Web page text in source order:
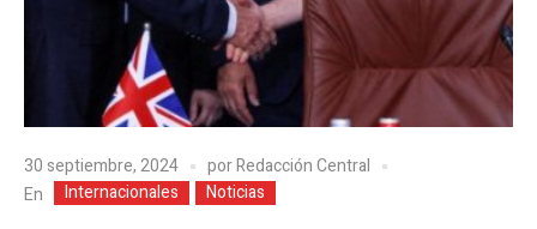
30 septiembre, 2024 porRedacción Central
En
Internacionales Noticias